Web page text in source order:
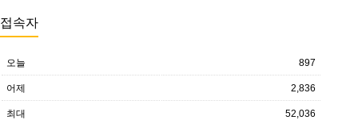
접속자
오늘 897
어제 2,836
최대 52,036